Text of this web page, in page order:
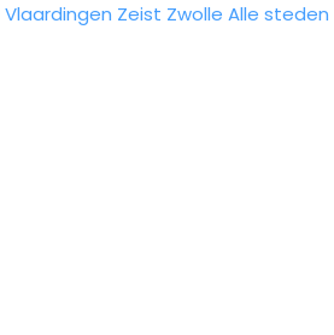
Vlaardingen Zeist Zwolle Alle steden